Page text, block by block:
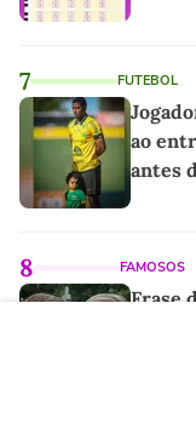
7 FUTEBOL
ao
antes
8 FAMOSOS
Frase